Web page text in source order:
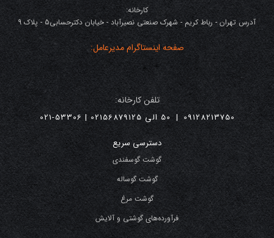
کارخانه:
آدرس تهران - رباط کریم - شهرک صنعتی نصیرآباد - خیابان دکترحسابی5 - پلاک 9
صفحه اینستاگرام مدیرعامل:
تلفن کارخانه:
09128213750
| 50 الی 02156879125 | 53306-021
دسترسی سریع
گوشت گوسفندی
گوشت گوساله
گوشت مرغ
فرآورده‌های گوشتی و آلایش